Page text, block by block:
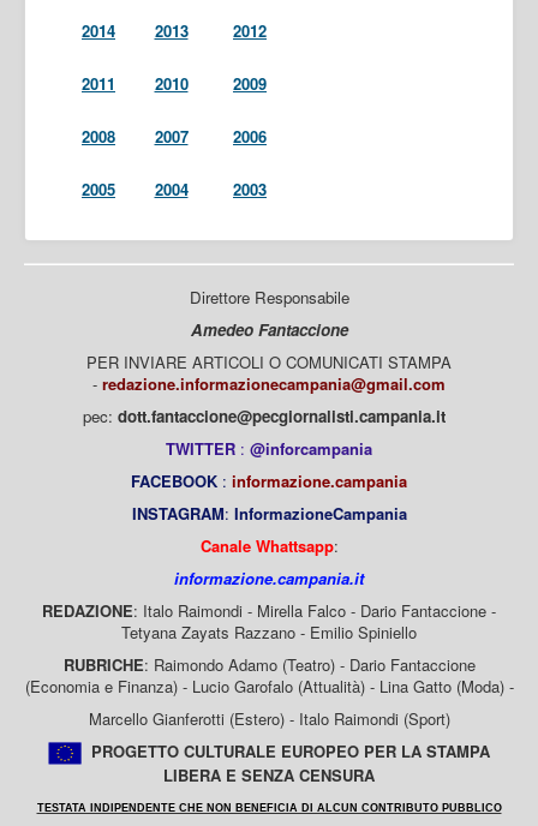
2014 2013 2012
2011 2010 2009
2008 2007 2006
2005 2004 2003
Direttore Responsabile
Amedeo Fantaccione
PER INVIARE ARTICOLI O COMUNICATI STAMPA
- redazione.informazionecampania@gmail.com
pec: dott.fantaccione@pecgiornalisti.campania.it
TWITTER : @inforcampania
FACEBOOK : informazione.campania
INSTAGRAM: InformazioneCampania
Canale Whattsapp:
informazione.campania.it
REDAZIONE: Italo Raimondi - Mirella Falco - Dario Fantaccione -
Tetyana Zayats Razzano - Emilio Spiniello
RUBRICHE: Raimondo Adamo (Teatro) - Dario Fantaccione
(Economia e Finanza) - Lucio Garofalo (Attualità) - Lina Gatto (Moda) -
Marcello Gianferotti (Estero) - Italo Raimondi (Sport)
PROGETTO CULTURALE EUROPEO PER LA STAMPA
LIBERA E SENZA CENSURA
TESTATA INDIPENDENTE CHE NON BENEFICIA DI ALCUN CONTRIBUTO PUBBLICO